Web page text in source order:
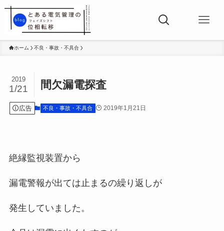
ホーム 不良・事故・不具合
間欠漏電探査
2019
1/21
広告 不良・事故・不具合 2019年1月21日
絶縁監視装置から
漏電警報が出ては止まるの繰り返しが
発生していました。